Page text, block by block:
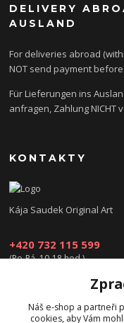
DELIVERY
AUSLAND
For deliveries abroad
NOT send payment
Für Lieferungen ins
anfragen, Zahlung NICHT
KONTAKTY
Kája Saudek Original Art
+420 732 115 599
(Po-Pá, 10-18 hod.)
Náš e-shop a partneři
cookies, aby Vám